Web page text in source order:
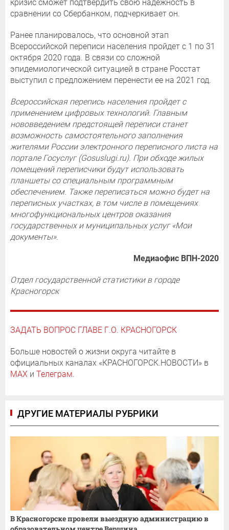
кризис сможет подтвердить свою надежность в
сравнении со Сбербанком, подчеркивает он.
Ранее планировалось, что основной этап
Всероссийской переписи населения пройдет с 1 по 31
октября 2020 года. В связи со сложной
эпидемиологической ситуацией в стране Росстат
выступил с предложением перенести ее на 2021 год.
Всероссийская перепись населения пройдет с
применением цифровых технологий. Главным
нововведением предстоящей переписи станет
возможность самостоятельного заполнения
жителями России электронного переписного листа на
портале Госуслуг (Gosuslugi.ru). При обходе жилых
помещений переписчики будут использовать
планшеты со специальным программным
обеспечением. Также переписаться можно будет на
переписных участках, в том числе в помещениях
многофункциональных центров оказания
государственных и муниципальных услуг «Мои
документы».
Медиаофис ВПН-2020
Отдел государственной статистики в городе
Красногорск
ЗАДАТЬ ВОПРОС ГЛАВЕ Г.О. КРАСНОГОРСК
Больше новостей о жизни округа читайте в
официальных каналах «КРАСНОГОРСК.НОВОСТИ» в
MAX и Телеграм.
ДРУГИЕ МАТЕРИАЛЫ РУБРИКИ
В Красногорске провели выездную администрацию в